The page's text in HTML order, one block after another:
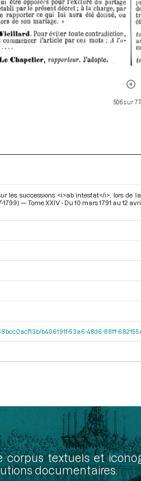
506 sur
les successions <i>ab intestat</i>, lors de
— Tome XXIV - Du 10 mars 1791 au 12
b406191f-53a6-48d6-88ff-
textuels et
documentaires.